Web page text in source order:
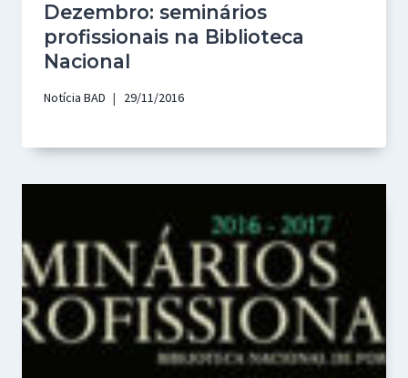
Dezembro: seminários
profissionais na Biblioteca
Nacional
Notícia BAD 29/11/2016